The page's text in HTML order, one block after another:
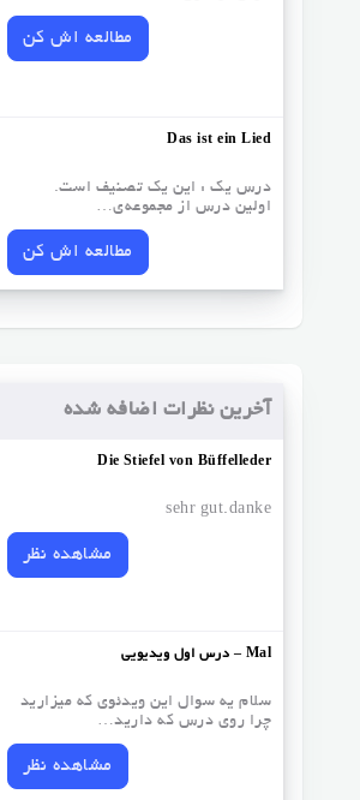
مطالعه اش کن
Das ist ein Lied
درس یک : این یک تصنیف است.
اولین درس از مجموعه‌ی…
مطالعه اش کن
آخرین نظرات اضافه شده
Die Stiefel von Büffelleder
sehr gut.danke
مشاهده نظر
درس اول ویدیویی – Mal
سلام یه سوال این ویدئوی که میزارید
چرا روی درس که دارید…
مشاهده نظر